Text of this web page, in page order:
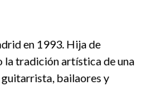
en 1993. Hija de
la tradición artística de una
bailaores y